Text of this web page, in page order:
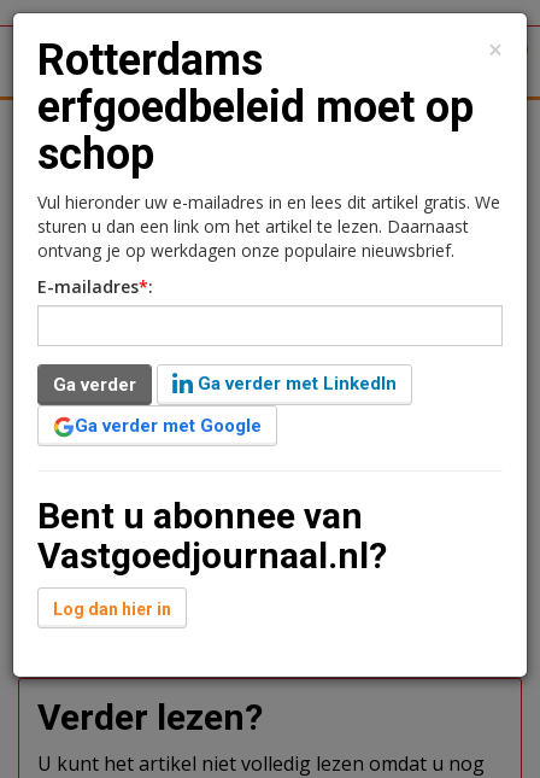
Logistiek
Rotterdams erfgoedbeleid
moet op schop
ChristenUnie-SGP burgerraadslid van Rotterdam Mark de Boer
heeft een kadernotitie overhandigd aan wethouder Langenberg
met daarin elf aandachtspunten die de basis moeten vormen
laten uitmaken van de citymarketing, de verkoopstrategie te
wijzigen en werk te maken van cultuureducatie.
“De elf punten in deze notitie vormen de basis voor
een nieuw Rotterdams erfgoedbeleid waar we als stad trots
op mogen zijn en waarmee de stad ook trots uitspreekt voor
Verder lezen?
U kunt het artikel niet volledig lezen omdat u nog
×
Rotterdams
erfgoedbeleid moet op
schop
Vul hieronder uw e-mailadres in en lees dit artikel gratis. We
sturen u dan een link om het artikel te lezen. Daarnaast
ontvang je op werkdagen onze populaire nieuwsbrief.
E-mailadres*:
Ga verder
Ga verder met LinkedIn
Ga verder met Google
Bent u abonnee van
Vastgoedjournaal.nl?
Log dan hier in